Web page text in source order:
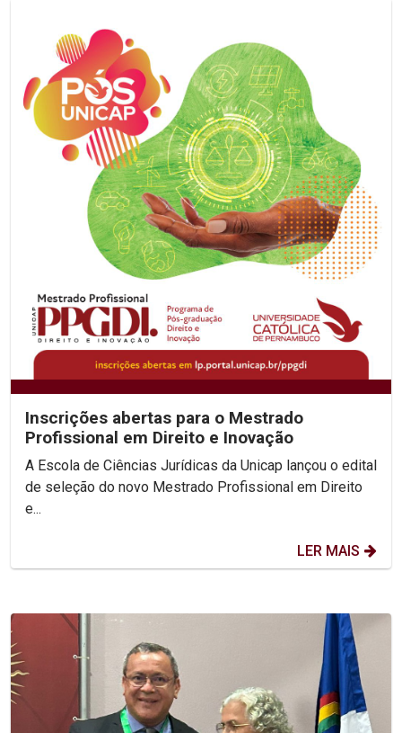
Inscrições abertas para o Mestrado
Profissional em Direito e Inovação
A Escola de Ciências Jurídicas da Unicap lançou o edital
de seleção do novo Mestrado Profissional em Direito
e...
LER MAIS